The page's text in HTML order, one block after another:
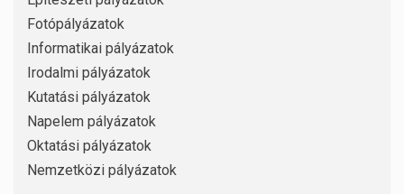
Fotópályázatok
Informatikai pályázatok
Irodalmi pályázatok
Kutatási pályázatok
Napelem pályázatok
Oktatási pályázatok
Nemzetközi pályázatok